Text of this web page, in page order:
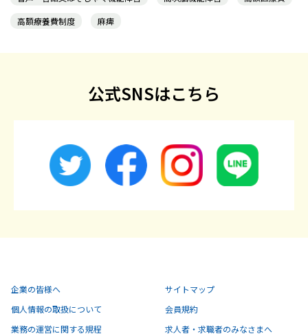
高額療養費制度
麻痺
公式SNSはこちら
企業の皆様へ
サイトマップ
個人情報の取扱について
会員規約
業務の運営に関する規程
求人者・求職者のみなさまへ